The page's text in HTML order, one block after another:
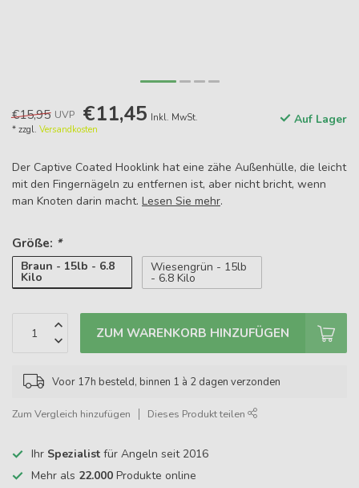
€15,95 UVP €11,45 Inkl. MwSt.
* zzgl. Versandkosten
Auf Lager
Der Captive Coated Hooklink hat eine zähe Außenhülle, die leicht
mit den Fingernägeln zu entfernen ist, aber nicht bricht, wenn
man Knoten darin macht. Lesen Sie mehr.
Größe: *
Braun - 15lb - 6.8
Kilo
Wiesengrün - 15lb
- 6.8 Kilo
ZUM WARENKORB HINZUFÜGEN
Voor 17h besteld, binnen 1 à 2 dagen verzonden
Zum Vergleich hinzufügen Dieses Produkt teilen
Ihr Spezialist für Angeln seit 2016
Mehr als 22.000 Produkte online